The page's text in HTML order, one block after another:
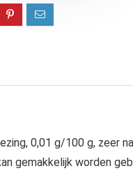
0,01 g/100 g, zeer
gemakkelijk worden